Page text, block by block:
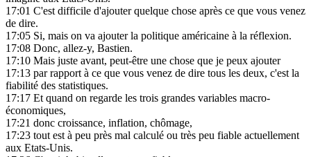
17:01 C'est difficile d'ajouter quelque chose après ce que vous venez
de dire.
17:05 Si, mais on va ajouter la politique américaine à la réflexion.
17:08 Donc, allez-y, Bastien.
17:10 Mais juste avant, peut-être une chose que je peux ajouter
17:13 par rapport à ce que vous venez de dire tous les deux, c'est la
fiabilité des statistiques.
17:17 Et quand on regarde les trois grandes variables macro-
économiques,
17:21 donc croissance, inflation, chômage,
17:23 tout est à peu près mal calculé ou très peu fiable actuellement
aux Etats-Unis.